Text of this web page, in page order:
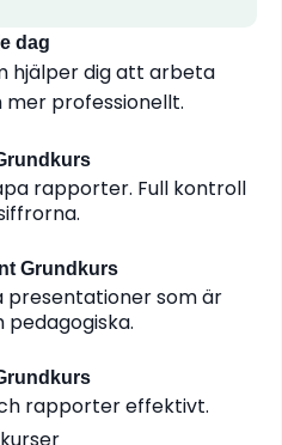
dag
hjälper dig att arbeta
professionellt.
rapporter. Full kontroll
Grundkurs
presentationer som är
pedagogiska.
rapporter effektivt.